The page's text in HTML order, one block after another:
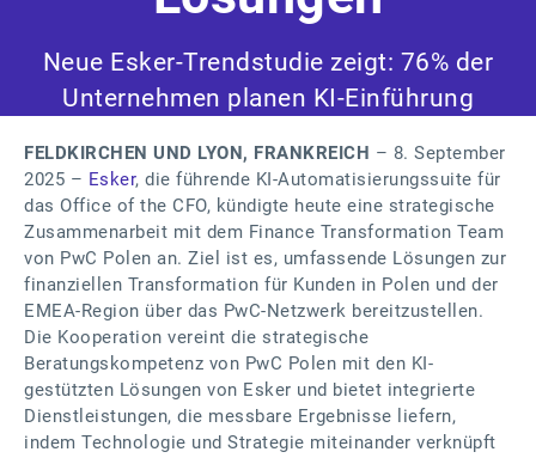
Neue Esker-Trendstudie zeigt: 76% der
Unternehmen planen KI-Einführung
FELDKIRCHEN UND LYON, FRANKREICH – 8. September
2025 – Esker, die führende KI-Automatisierungssuite für
das Office of the CFO, kündigte heute eine strategische
Zusammenarbeit mit dem Finance Transformation Team
von PwC Polen an. Ziel ist es, umfassende Lösungen zur
finanziellen Transformation für Kunden in Polen und der
EMEA-Region über das PwC-Netzwerk bereitzustellen.
Die Kooperation vereint die strategische
Beratungskompetenz von PwC Polen mit den KI-
gestützten Lösungen von Esker und bietet integrierte
Dienstleistungen, die messbare Ergebnisse liefern,
indem Technologie und Strategie miteinander verknüpft